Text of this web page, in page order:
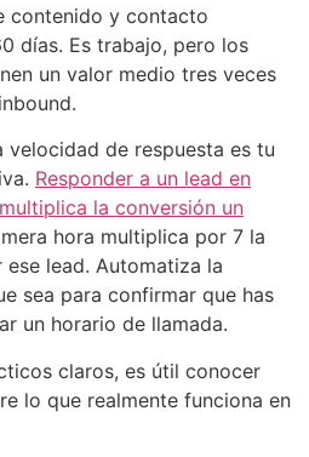
contenido y contacto
días. Es trabajo, pero los
un valor medio tres veces
velocidad de respuesta es tu
Responder a un lead en
la conversión un
hora multiplica por 7 la
lead. Automatiza la
sea para confirmar que has
un horario de llamada.
claros, es útil conocer
lo que realmente funciona en